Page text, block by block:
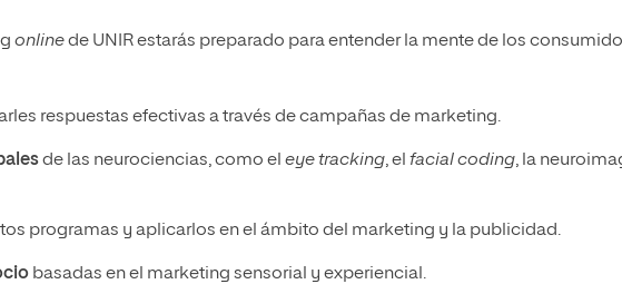
onlinede UNIR estarás preparado para entender la mente de los
respuestas efectivas a través de campañas de marketing.
de las neurociencias, como el eye tracking, el facial coding, la
programas y aplicarlos en el ámbito del marketing y la publicidad.
basadas en el marketing sensorial y experiencial.